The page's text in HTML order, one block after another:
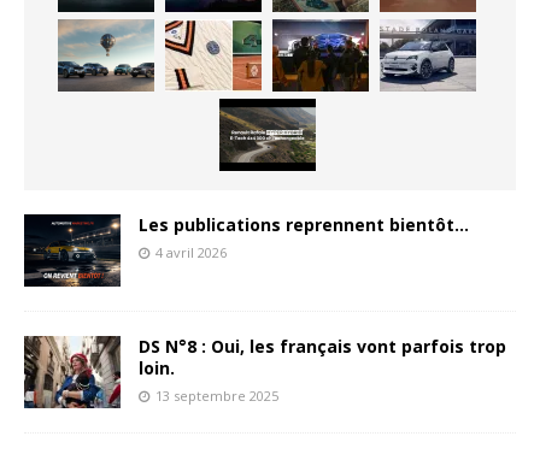
Les publications reprennent bientôt…
4 avril 2026
DS N°8 : Oui, les français vont parfois trop
loin.
13 septembre 2025